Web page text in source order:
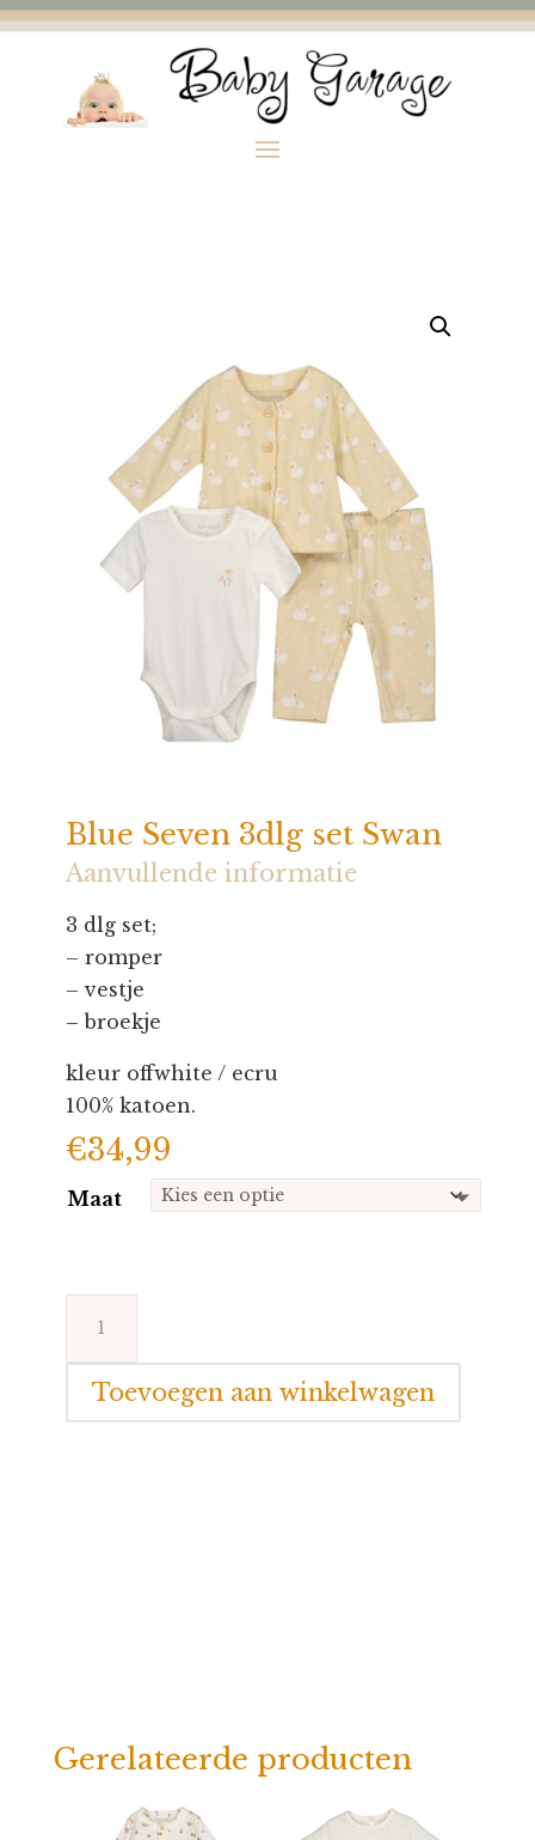
Blue Seven 3dlg set Swan
Aanvullende informatie
3 dlg set;
– romper
– vestje
– broekje
kleur offwhite / ecru
100% katoen.
€34,99
Maat
Seven
Toevoegen aan winkelwagen
Gerelateerde producten